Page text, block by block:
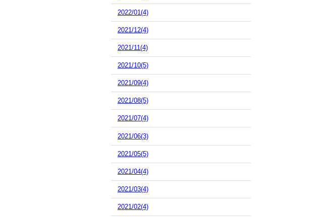
2022/01(4)
2021/12(4)
2021/11(4)
2021/10(5)
2021/09(4)
2021/08(5)
2021/07(4)
2021/06(3)
2021/05(5)
2021/04(4)
2021/03(4)
2021/02(4)